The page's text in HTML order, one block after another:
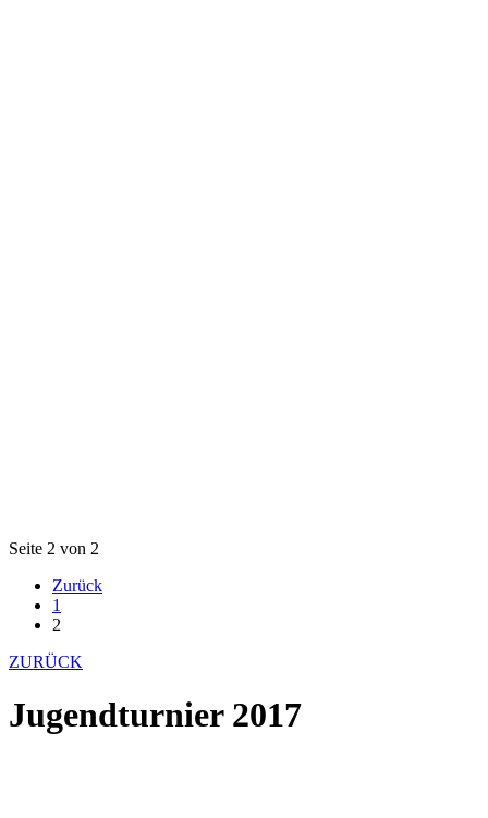
Seite 2 von 2
Zurück
1
2
ZURÜCK
Jugendturnier 2017